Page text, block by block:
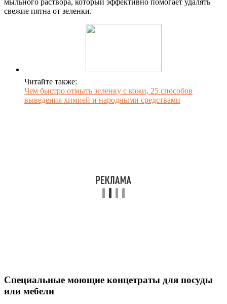
свежие пятна от зеленки.
Читайте также:
Чем быстро отмыть зеленку с кожи, 25 способов
выведения химией и народными средствами
Специальные моющие концетраты для посуды
или мебели